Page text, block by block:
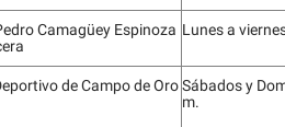
Camagüey Espinoza Lunes a
de Campo de OroSábados y
m.